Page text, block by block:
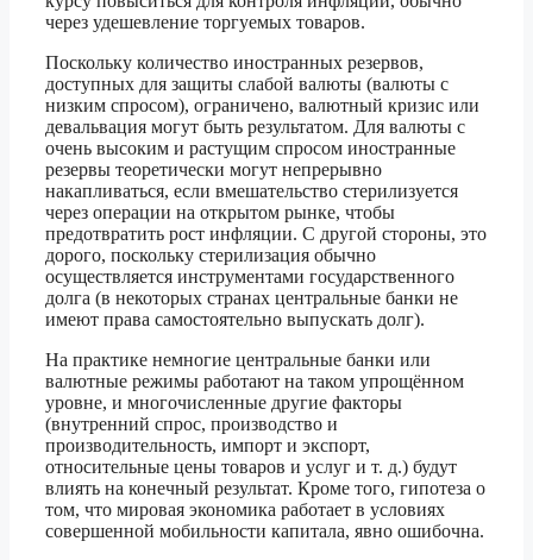
через удешевление торгуемых товаров.
Поскольку количество иностранных резервов,
доступных для защиты слабой валюты (валюты с
низким спросом), ограничено, валютный кризис или
девальвация могут быть результатом. Для валюты с
очень высоким и растущим спросом иностранные
резервы теоретически могут непрерывно
накапливаться, если вмешательство стерилизуется
через операции на открытом рынке, чтобы
предотвратить рост инфляции. С другой стороны, это
дорого, поскольку стерилизация обычно
осуществляется инструментами государственного
долга (в некоторых странах центральные банки не
имеют права самостоятельно выпускать долг).
На практике немногие центральные банки или
валютные режимы работают на таком упрощённом
уровне, и многочисленные другие факторы
(внутренний спрос, производство и
производительность, импорт и экспорт,
относительные цены товаров и услуг и т. д.) будут
влиять на конечный результат. Кроме того, гипотеза о
том, что мировая экономика работает в условиях
совершенной мобильности капитала, явно ошибочна.